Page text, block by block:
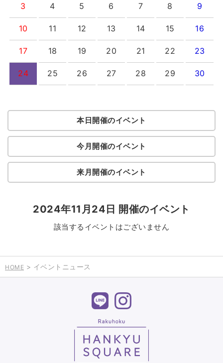
3 4 5 6 7 8 9
10 11 12 13 14 15 16
17 18 19 20 21 22 23
24 25 26 27 28 29 30
本日開催のイベント
今月開催のイベント
来月開催のイベント
2024年11月24日 開催のイベント
該当するイベントはございません
HOME > イベントニュース